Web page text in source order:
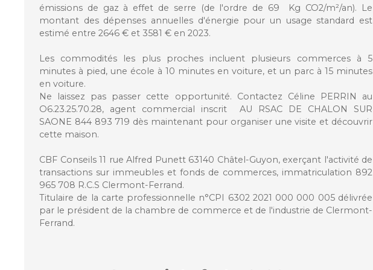
émissions de gaz à effet de serre (de l'ordre de 69 Kg CO2/m²/an). Le
montant des dépenses annuelles d'énergie pour un usage standard est
estimé entre 2646 € et 3581 € en 2023.
Les commodités les plus proches incluent plusieurs commerces à 5
minutes à pied, une école à 10 minutes en voiture, et un parc à 15 minutes
en voiture.
Ne laissez pas passer cette opportunité. Contactez Céline PERRIN au
O6.23.25.70.28, agent commercial inscrit AU RSAC DE CHALON SUR
SAONE 844 893 719 dès maintenant pour organiser une visite et découvrir
cette maison.
CBF Conseils 11 rue Alfred Punett 63140 Châtel-Guyon, exerçant l'activité de
transactions sur immeubles et fonds de commerces, immatriculation 892
965 708 R.C.S Clermont-Ferrand.
Titulaire de la carte professionnelle n°CPI 6302 2021 000 000 005 délivrée
par le président de la chambre de commerce et de l'industrie de Clermont-
Ferrand.